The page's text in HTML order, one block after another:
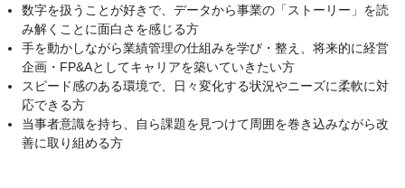
数字を扱うことが好きで、データから事業の「ストーリー」を読
み解くことに面白さを感じる方​
手を動かしながら業績管理の仕組みを学び・整え、将来的に経営
企画・FP&Aとしてキャリアを築いていきたい方​
スピード感のある環境で、日々変化する状況やニーズに柔軟に対
応できる方​
当事者意識を持ち、自ら課題を見つけて周囲を巻き込みながら改
善に取り組める方